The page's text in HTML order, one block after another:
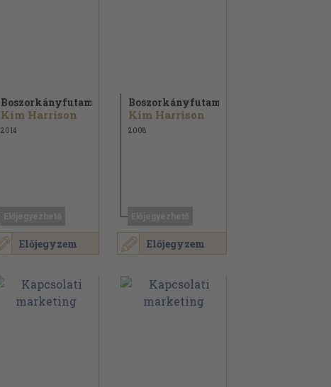
Előjegyzem
Boszorkányfutam
Kim Harrison
2014
Előjegyzem
Boszorkányfutam
Kim Harrison
2008